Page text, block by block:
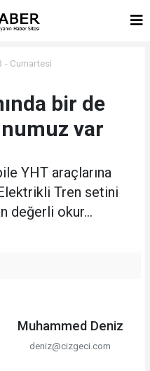
- Cumartesi
bir de
var
YHT araçlarına
Tren setini
değerli okur...
Muhammed Deniz
deniz@cizgeci.com